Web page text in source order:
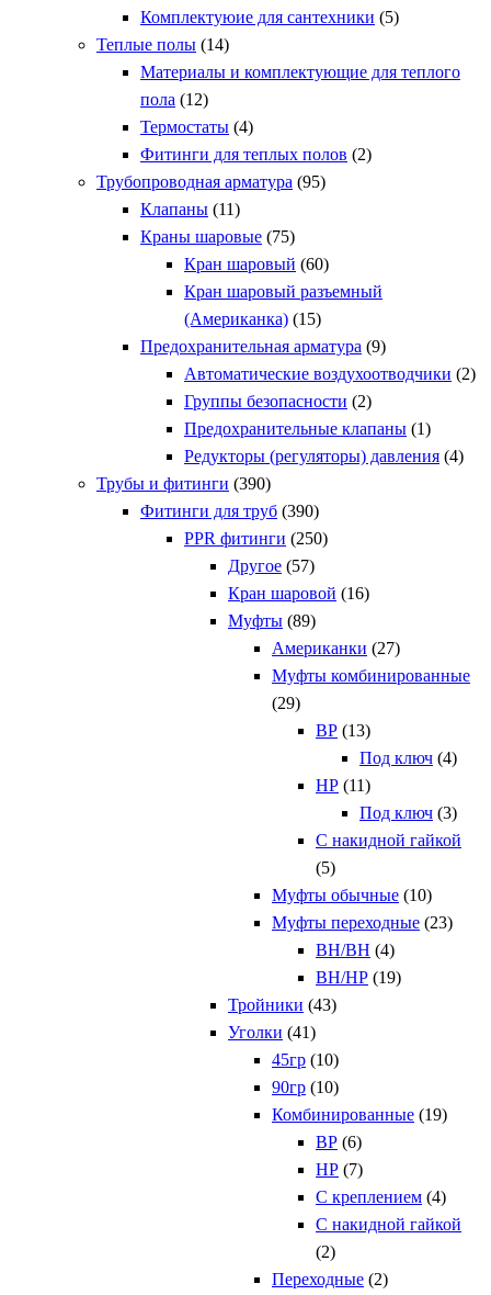
Комплектуюие для сантехники (5)
Теплые полы (14)
Материалы и комплектующие для теплого
пола (12)
Термостаты (4)
Фитинги для теплых полов (2)
Трубопроводная арматура (95)
Клапаны (11)
Краны шаровые (75)
Кран шаровый (60)
Кран шаровый разъемный
(Американка) (15)
Предохранительная арматура (9)
Автоматические воздухоотводчики (2)
Группы безопасности (2)
Предохранительные клапаны (1)
Редукторы (регуляторы) давления (4)
Трубы и фитинги (390)
Фитинги для труб (390)
PPR фитинги (250)
Другое (57)
Кран шаровой (16)
Муфты (89)
Американки (27)
Муфты комбинированные
(29)
ВР (13)
Под ключ (4)
НР (11)
Под ключ (3)
С накидной гайкой
(5)
Муфты обычные (10)
Муфты переходные (23)
ВН/ВН (4)
ВН/НР (19)
Тройники (43)
Уголки (41)
45гр (10)
90гр (10)
Комбинированные (19)
ВР (6)
НР (7)
С креплением (4)
С накидной гайкой
(2)
Переходные (2)